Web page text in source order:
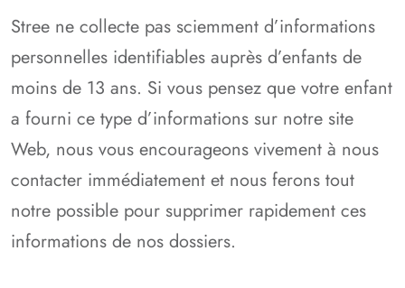
Stree ne collecte pas sciemment d’informations
personnelles identifiables auprès d’enfants de
moins de 13 ans. Si vous pensez que votre enfant
a fourni ce type d’informations sur notre site
Web, nous vous encourageons vivement à nous
contacter immédiatement et nous ferons tout
notre possible pour supprimer rapidement ces
informations de nos dossiers.